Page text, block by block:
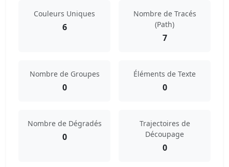
Couleurs Uniques
6
Nombre de Tracés
(Path)
7
Nombre de Groupes
0
Éléments de Texte
0
Nombre de Dégradés
0
Trajectoires de
Découpage
0